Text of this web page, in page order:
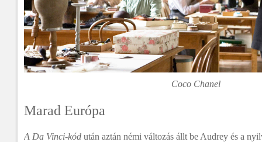
Coco Chanel
Marad Európa
A Da Vinci-kód után aztán némi változás állt be Audrey és a